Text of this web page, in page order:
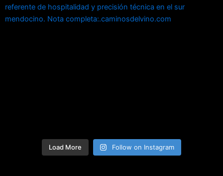
Load More Follow on Instagram